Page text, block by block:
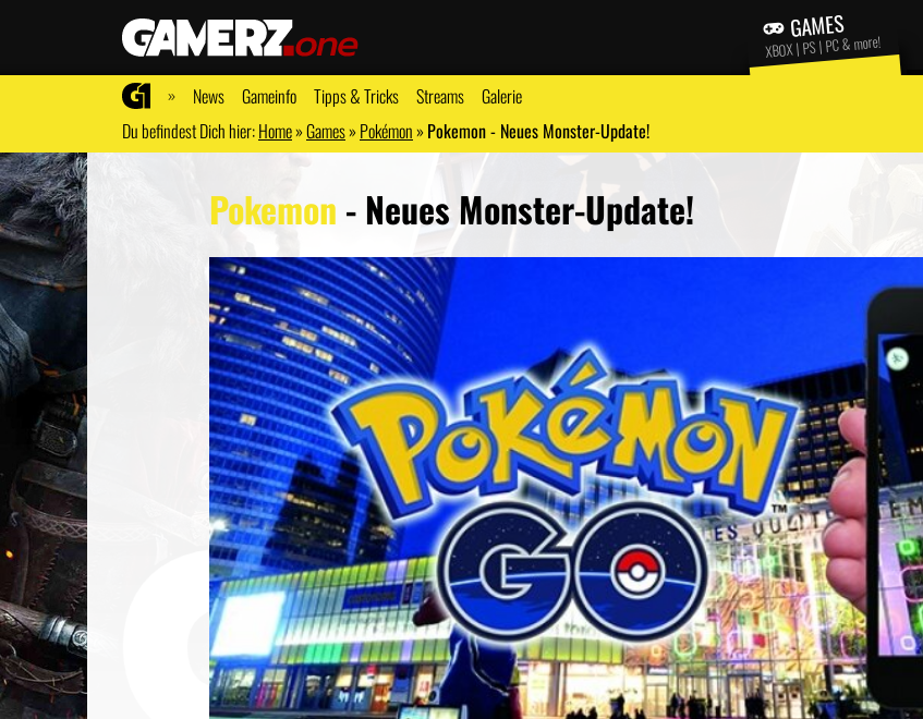
GAMES
XBOX | PS | PC & more!
» News Gameinfo Tipps & Tricks Streams
Galerie
Du befindest Dich hier:Home»Games»Pokémon»Pokemon - Neues Monster-Update!
Pokemon - Neues Monster-Update!